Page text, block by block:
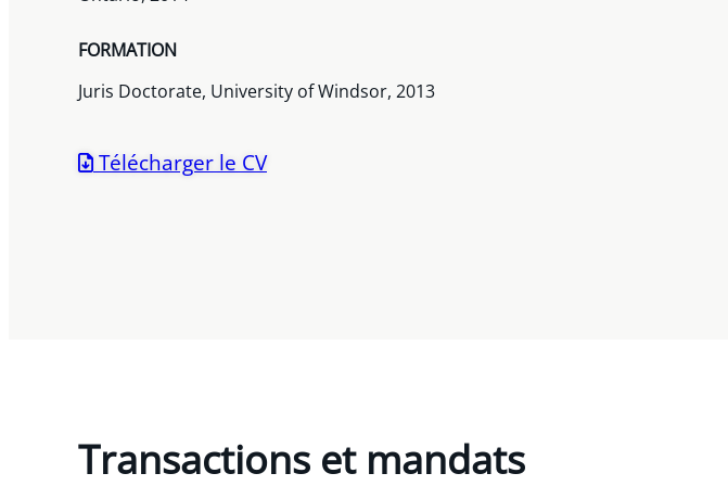
FORMATION
Juris Doctorate, University of Windsor, 2013
Télécharger le CV
Transactions et mandats